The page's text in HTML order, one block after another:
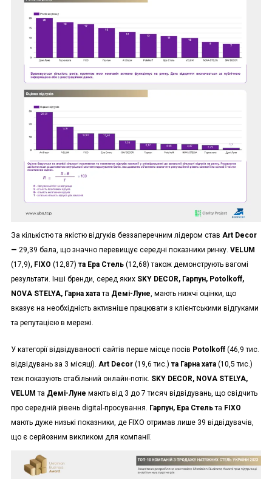
За кількістю та якістю відгуків беззаперечним лідером став Art Decor
— 29,39 бала, що значно перевищує середні показники ринку. VELUM
(17,9), FIXO (12,87) та Ера Стель (12,68) також демонструють вагомі
результати. Інші бренди, серед яких SKY DECOR, Гарпун, Potolkoff,
NOVA STELYA, Гарна хатата Демі-Луне, мають нижчі оцінки, що
вказує на необхідність активніше працювати з клієнтськими відгуками
та репутацією в мережі.
У категорії відвідуваності сайтів перше місце посів Potolkoff (46,9 тис.
відвідувань за 3 місяці). Art Decor (19,6 тис.) та Гарна хата (10,5 тис.)
теж показують стабільний онлайн-потік. SKY DECOR, NOVA STELYA,
VELUMта Демі-Луне мають від 3 до 7 тисяч відвідувань, що свідчить
про середній рівень digital-просування. Гарпун, Ера Стельта FIXO
мають дуже низькі показники, де FIXO отримав лише 39 відвідувачів,
що є серйозним викликом для компанії.